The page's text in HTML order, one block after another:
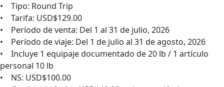
• Tipo: Round Trip
• Tarifa: USD$129.00
• Período de venta: Del 1 al 31 de julio, 2026
• Período de viaje: Del 1 de julio al 31 de agosto, 2026
• Incluye 1 equipaje documentado de 20 lb / 1 artículo
personal 10 lb
• NS: USD$100.00